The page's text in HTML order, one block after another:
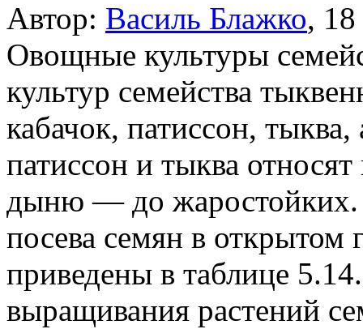
Автор: Василь Блажко,
Овощные культуры
культур семейства
кабачок, патиссон,
патиссон и тыква
дыню — до жаростойких.
посева семян в открытом
приведены в таблице
выращивания растений